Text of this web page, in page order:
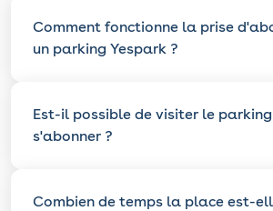
Comment fonctionne la prise
un parking Yespark ?
Est-il possible de visiter le
s'abonner ?
Combien de temps la place est-